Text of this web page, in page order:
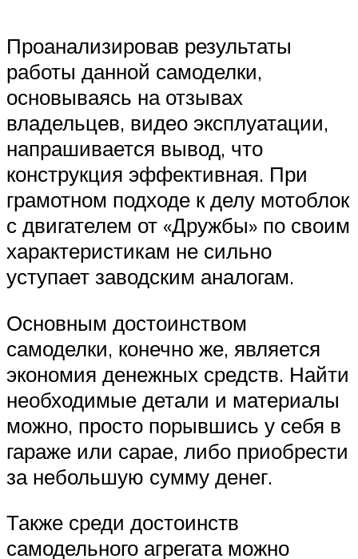
Проанализировав результаты
работы данной самоделки,
основываясь на отзывах
владельцев, видео эксплуатации,
напрашивается вывод, что
конструкция эффективная. При
грамотном подходе к делу мотоблок
с двигателем от «Дружбы» по своим
характеристикам не сильно
уступает заводским аналогам.
Основным достоинством
самоделки, конечно же, является
экономия денежных средств. Найти
необходимые детали и материалы
можно, просто порывшись у себя в
гараже или сарае, либо приобрести
за небольшую сумму денег.
Также среди достоинств
самодельного агрегата можно